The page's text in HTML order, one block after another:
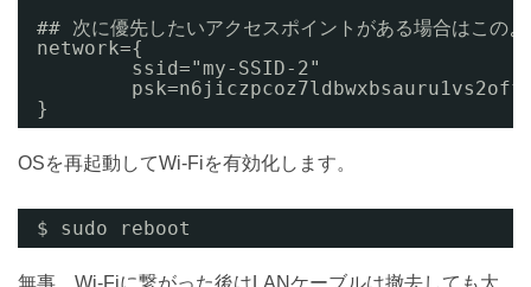
## 次に優先したいアクセスポイントがある場合はこの
network={
ssid="my-SSID-2"
}
OSを再起動してWi-Fiを有効化します。
$ sudo reboot
無事、Wi-Fiに繋がった後はLANケーブルは撤去しても大